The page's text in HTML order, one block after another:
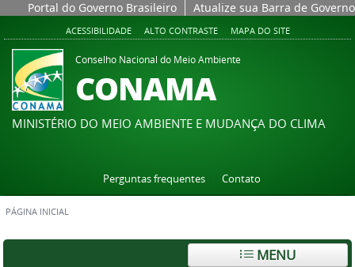
Portal do Governo Brasileiro Atualize sua Barra de Governo
ACESSIBILIDADE ALTO CONTRASTE MAPA DO SITE
Conselho Nacional do Meio Ambiente
CONAMA
MINISTÉRIO DO MEIO AMBIENTE E MUDANÇA DO CLIMA
Perguntas frequentes Contato
PÁGINA INICIAL
MENU